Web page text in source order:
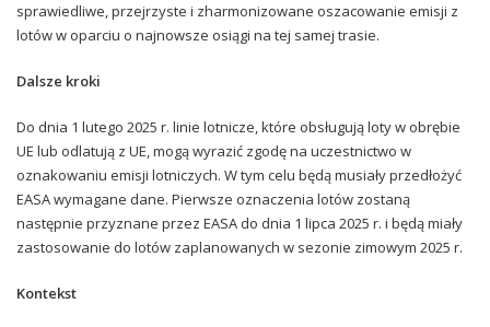
sprawiedliwe, przejrzyste i zharmonizowane oszacowanie emisji z
lotów w oparciu o najnowsze osiągi na tej samej trasie.
Dalsze kroki
Do dnia 1 lutego 2025 r. linie lotnicze, które obsługują loty w obrębie
UE lub odlatują z UE, mogą wyrazić zgodę na uczestnictwo w
oznakowaniu emisji lotniczych. W tym celu będą musiały przedłożyć
EASA wymagane dane. Pierwsze oznaczenia lotów zostaną
następnie przyznane przez EASA do dnia 1 lipca 2025 r. i będą miały
zastosowanie do lotów zaplanowanych w sezonie zimowym 2025 r.
Kontekst